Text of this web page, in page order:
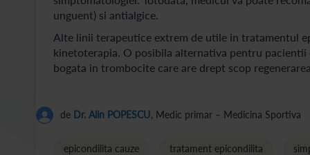
unguent) si antialgice.
Alte linii terapeutice extrem de utile in tratamentul
kinetoterapia. O posibila alternativa pentru pacientii
bogata in trombocite care are drept scop
de Dr. Alin POPESCU, Medic primar – Medicina Sportiva
epicondilita cauze tratament epicondilita